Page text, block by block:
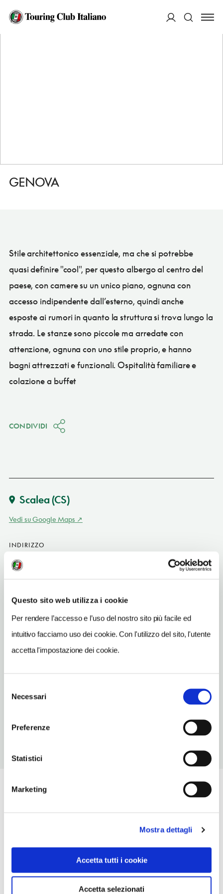
Questo sito web utilizza i cookie
Per rendere l’accesso e l’uso del nostro sito più facile ed
intuitivo facciamo uso dei cookie. Con l'utilizzo del sito, l'utente
accetta l'impostazione dei cookie.
delNecessari
Preferenze
Statistici
Marketing
Mostra dettagli
Accetta tutti i cookie
Accetta selezionati
HOME
GENOVA
Stile architettonico essenziale, ma che si potrebbe
quasi definire "cool", per questo albergo al centro del
paese, con camere su un unico piano, ognuna con
accesso indipendente dall’esterno, quindi anche
esposte ai rumori in quanto la struttura si trova lungo la
strada. Le stanze sono piccole ma arredate con
attenzione, ognuna con uno stile proprio, e hanno
bagni attrezzati e funzionali. Ospitalità familiare e
colazione a buffet
CONDIVIDI
Scalea (CS)
Vedi su Google Maps
INDIRIZZO
via Lido 10 - 87029
Scalea (CS)
SITO WEB
www.hotelgenovascalea.it
INDIRIZZO EMAIL
info@hotelgenovascalea.it
NUMERO CAMERE